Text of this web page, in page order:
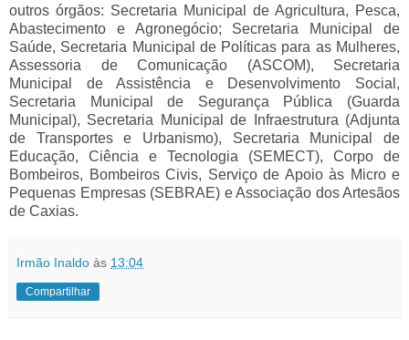
outros órgãos: Secretaria Municipal de Agricultura, Pesca,
Abastecimento e Agronegócio; Secretaria Municipal de
Saúde, Secretaria Municipal de Políticas para as Mulheres,
Assessoria de Comunicação (ASCOM), Secretaria
Municipal de Assistência e Desenvolvimento Social,
Secretaria Municipal de Segurança Pública (Guarda
Municipal), Secretaria Municipal de Infraestrutura (Adjunta
de Transportes e Urbanismo), Secretaria Municipal de
Educação, Ciência e Tecnologia (SEMECT), Corpo de
Bombeiros, Bombeiros Civis, Serviço de Apoio às Micro e
Pequenas Empresas (SEBRAE) e Associação dos Artesãos
de Caxias.
Irmão Inaldo às 13:04
Compartilhar